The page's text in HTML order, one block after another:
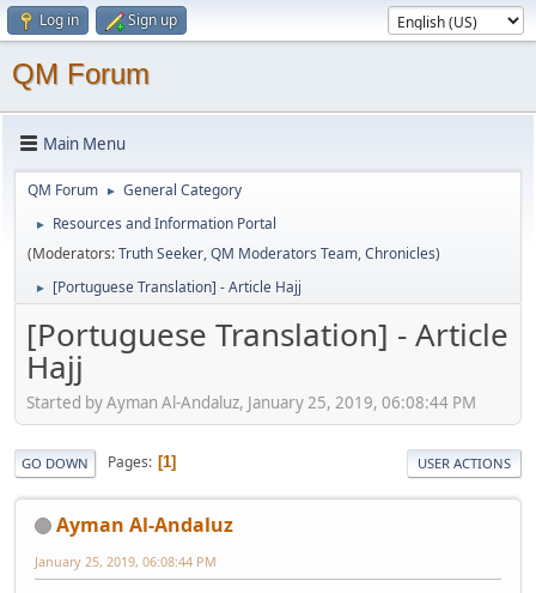
Log in Sign up
QM Forum
Main Menu
QM Forum ► General Category
►
Resources and Information Portal
(Moderators:Truth Seeker,QM Moderators Team,Chronicles)
► [Portuguese Translation] - Article Hajj
[Portuguese Translation] - Article
Hajj
Started by Ayman Al-Andaluz, January 25, 2019, 06:08:44 PM
GO DOWN Pages 1 USER ACTIONS
Ayman Al-Andaluz
January 25, 2019, 06:08:44 PM